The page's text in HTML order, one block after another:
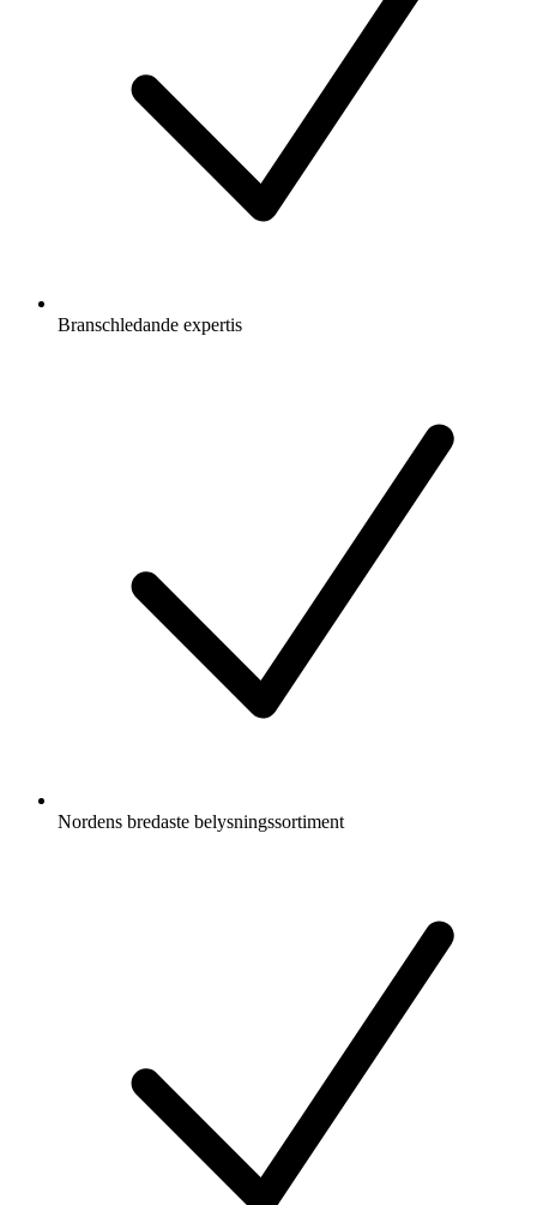
Branschledande expertis
Nordens bredaste belysningssortiment